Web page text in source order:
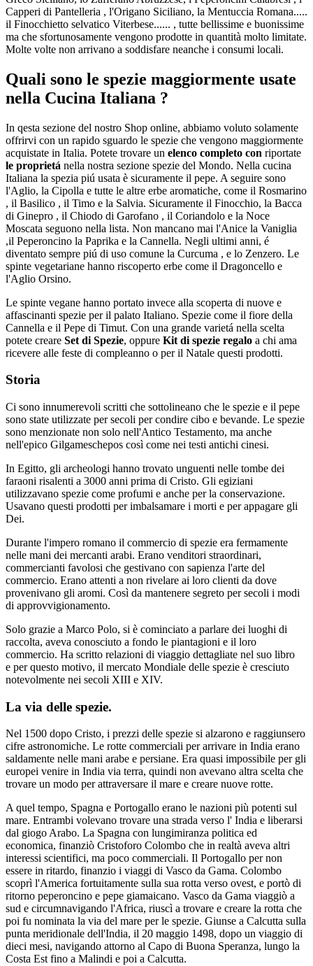
Capperi di Pantelleria , l'Origano Siciliano, la Mentuccia Romana.....
il Finocchietto selvatico Viterbese...... , tutte bellissime e buonissime
ma che sfortunosamente vengono prodotte in quantità molto limitate.
Molte volte non arrivano a soddisfare neanche i consumi locali.
Quali sono le spezie maggiormente usate
nella Cucina Italiana ?
In qesta sezione del nostro Shop online, abbiamo voluto solamente
offrirvi con un rapido sguardo le spezie che vengono maggiormente
acquistate in Italia. Potete trovare un elenco completo con riportate
le proprietá nella nostra sezione spezie del Mondo. Nella cucina
Italiana la spezia piú usata è sicuramente il pepe. A seguire sono
l'Aglio, la Cipolla e tutte le altre erbe aromatiche, come il Rosmarino
, il Basilico , il Timo e la Salvia. Sicuramente il Finocchio, la Bacca
di Ginepro , il Chiodo di Garofano , il Coriandolo e la Noce
Moscata seguono nella lista. Non mancano mai l'Anice la Vaniglia
,il Peperoncino la Paprika e la Cannella. Negli ultimi anni, é
diventato sempre piú di uso comune la Curcuma , e lo Zenzero. Le
spinte vegetariane hanno riscoperto erbe come il Dragoncello e
l'Aglio Orsino.
Le spinte vegane hanno portato invece alla scoperta di nuove e
affascinanti spezie per il palato Italiano. Spezie come il fiore della
Cannella e il Pepe di Timut. Con una grande varietá nella scelta
potete creare Set di Spezie, oppure Kit di spezie regalo a chi ama
ricevere alle feste di compleanno o per il Natale questi prodotti.
Storia
Ci sono innumerevoli scritti che sottolineano che le spezie e il pepe
sono state utilizzate per secoli per condire cibo e bevande. Le spezie
sono menzionate non solo nell'Antico Testamento, ma anche
nell'epico Gilgameschepos così come nei testi antichi cinesi.
In Egitto, gli archeologi hanno trovato unguenti nelle tombe dei
faraoni risalenti a 3000 anni prima di Cristo. Gli egiziani
utilizzavano spezie come profumi e anche per la conservazione.
Usavano questi prodotti per imbalsamare i morti e per appagare gli
Dei.
Durante l'impero romano il commercio di spezie era fermamente
nelle mani dei mercanti arabi. Erano venditori straordinari,
commercianti favolosi che gestivano con sapienza l'arte del
commercio. Erano attenti a non rivelare ai loro clienti da dove
provenivano gli aromi. Così da mantenere segreto per secoli i modi
di approvvigionamento.
Solo grazie a Marco Polo, si è cominciato a parlare dei luoghi di
raccolta, aveva conosciuto a fondo le piantagioni e il loro
commercio. Ha scritto relazioni di viaggio dettagliate nel suo libro
e per questo motivo, il mercato Mondiale delle spezie è cresciuto
notevolmente nei secoli XIII e XIV.
La via delle spezie.
Nel 1500 dopo Cristo, i prezzi delle spezie si alzarono e raggiunsero
cifre astronomiche. Le rotte commerciali per arrivare in India erano
saldamente nelle mani arabe e persiane. Era quasi impossibile per gli
europei venire in India via terra, quindi non avevano altra scelta che
trovare un modo per attraversare il mare e creare nuove rotte.
A quel tempo, Spagna e Portogallo erano le nazioni più potenti sul
mare. Entrambi volevano trovare una strada verso l' India e liberarsi
dal giogo Arabo. La Spagna con lungimiranza politica ed
economica, finanziò Cristoforo Colombo che in realtà aveva altri
interessi scientifici, ma poco commerciali. Il Portogallo per non
essere in ritardo, finanzio i viaggi di Vasco da Gama. Colombo
scoprì l'America fortuitamente sulla sua rotta verso ovest, e portò di
ritorno peperoncino e pepe giamaicano. Vasco da Gama viaggiò a
sud e circumnavigando l'Africa, riuscì a trovare e creare la rotta che
poi fu nominata la via del mare per le spezie. Giunse a Calcutta sulla
punta meridionale dell'India, il 20 maggio 1498, dopo un viaggio di
dieci mesi, navigando attorno al Capo di Buona Speranza, lungo la
Costa Est fino a Malindi e poi a Calcutta.